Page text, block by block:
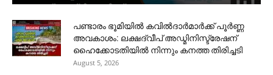
പണ്ടാരം ഭൂമിയിൽ കവിൽദാർമാർക്ക് പൂർണ്ണ
അവകാശം: ലക്ഷദ്വീപ് അഡ്മിനിസ്ട്രേഷന്
ഹൈക്കോടതിയിൽ നിന്നും കനത്ത തിരിച്ചടി
August 5, 2026